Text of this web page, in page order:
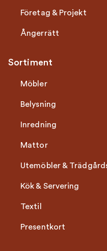
Företag & Projekt
Ångerrätt
Sortiment
Möbler
Belysning
Inredning
Mattor
Utemöbler &
Kök & Servering
Textil
Presentkort